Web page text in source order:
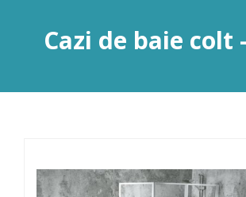
Cazi de baie colt